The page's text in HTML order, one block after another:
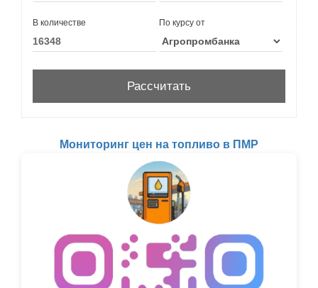
В количестве По курсу от
Мониторинг цен на топливо в ПМР